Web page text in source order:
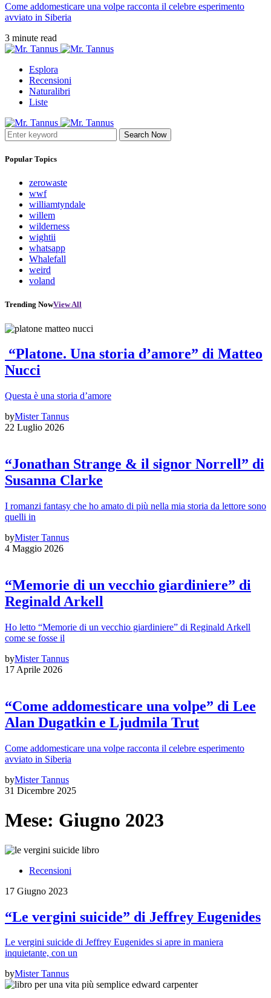
Come addomesticare una volpe racconta il celebre esperimento
avviato in Siberia
3 minute read
Esplora
Recensioni
Naturalibri
Liste
Search Now
Popular Topics
zerowaste
wwf
williamtyndale
willem
wilderness
wightii
whatsapp
Whalefall
weird
voland
Trending NowView All
“Platone. Una storia d’amore” di Matteo
Nucci
Questa è una storia d’amore
byMister Tannus
22 Luglio 2026
“Jonathan Strange & il signor Norrell” di
Susanna Clarke
I romanzi fantasy che ho amato di più nella mia storia da lettore sono
quelli in
byMister Tannus
4 Maggio 2026
“Memorie di un vecchio giardiniere” di
Reginald Arkell
Ho letto “Memorie di un vecchio giardiniere” di Reginald Arkell
come se fosse il
byMister Tannus
17 Aprile 2026
“Come addomesticare una volpe” di Lee
Alan Dugatkin e Ljudmila Trut
Come addomesticare una volpe racconta il celebre esperimento
avviato in Siberia
byMister Tannus
31 Dicembre 2025
Mese: Giugno 2023
Recensioni
17 Giugno 2023
“Le vergini suicide” di Jeffrey Eugenides
Le vergini suicide di Jeffrey Eugenides si apre in maniera
inquietante, con un
byMister Tannus